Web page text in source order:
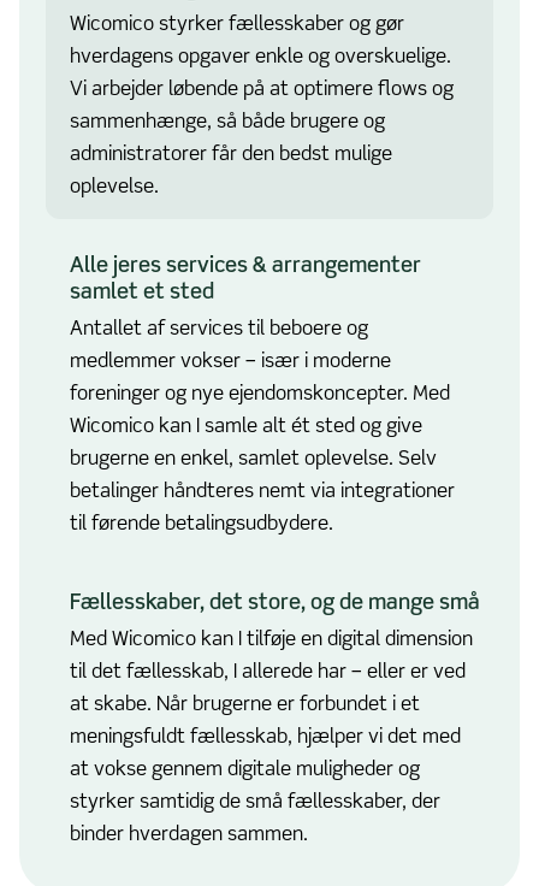
Wicomico styrker fællesskaber og gør
hverdagens opgaver enkle og overskuelige.
Vi arbejder løbende på at optimere flows og
sammenhænge, så både brugere og
administratorer får den bedst mulige
oplevelse.
Alle jeres services & arrangementer
samlet et sted
Antallet af services til beboere og
medlemmer vokser – især i moderne
foreninger og nye ejendomskoncepter. Med
Wicomico kan I samle alt ét sted og give
brugerne en enkel, samlet oplevelse. Selv
betalinger håndteres nemt via integrationer
til førende betalingsudbydere.
Fællesskaber, det store, og de mange små
Med Wicomico kan I tilføje en digital dimension
til det fællesskab, I allerede har – eller er ved
at skabe. Når brugerne er forbundet i et
meningsfuldt fællesskab, hjælper vi det med
at vokse gennem digitale muligheder og
styrker samtidig de små fællesskaber, der
binder hverdagen sammen.